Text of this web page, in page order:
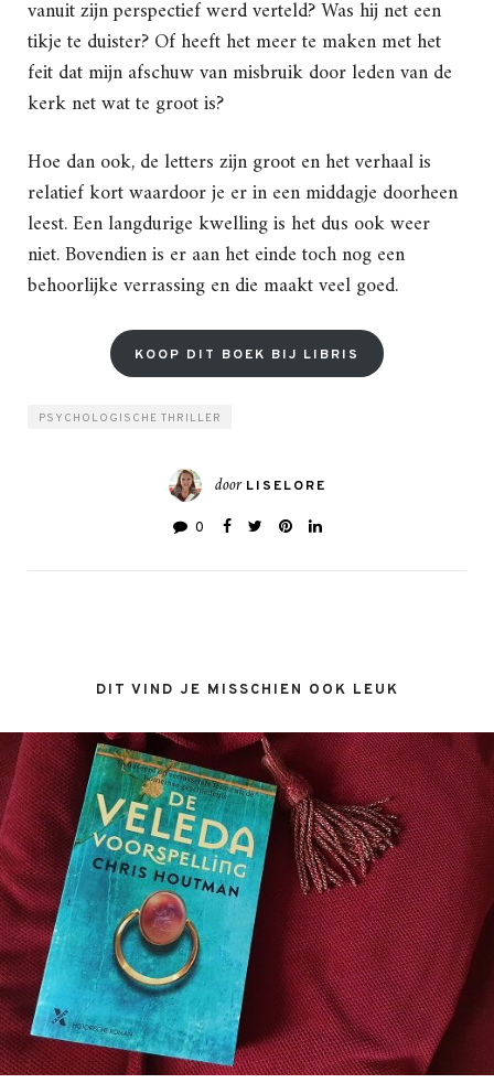
vanuit zijn perspectief werd verteld? Was hij net een
tikje te duister? Of heeft het meer te maken met het
feit dat mijn afschuw van misbruik door leden van de
kerk net wat te groot is?
Hoe dan ook, de letters zijn groot en het verhaal is
relatief kort waardoor je er in een middagje doorheen
leest. Een langdurige kwelling is het dus ook weer
niet. Bovendien is er aan het einde toch nog een
behoorlijke verrassing en die maakt veel goed.
KOOP DIT BOEK BIJ LIBRIS
PSYCHOLOGISCHE THRILLER
door LISELORE
0
DIT VIND JE MISSCHIEN OOK LEUK